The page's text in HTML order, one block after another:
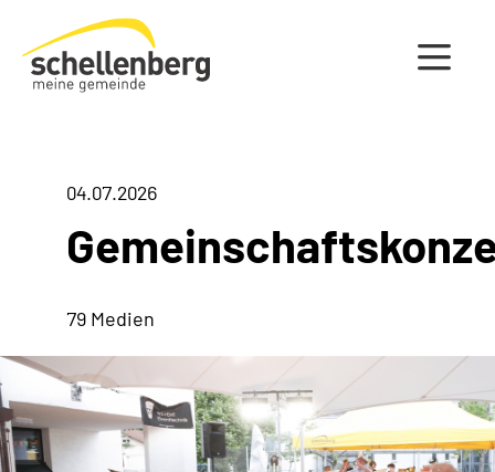
Gemeinde Schellenberg Startseite
04.07.2026
79 Medien